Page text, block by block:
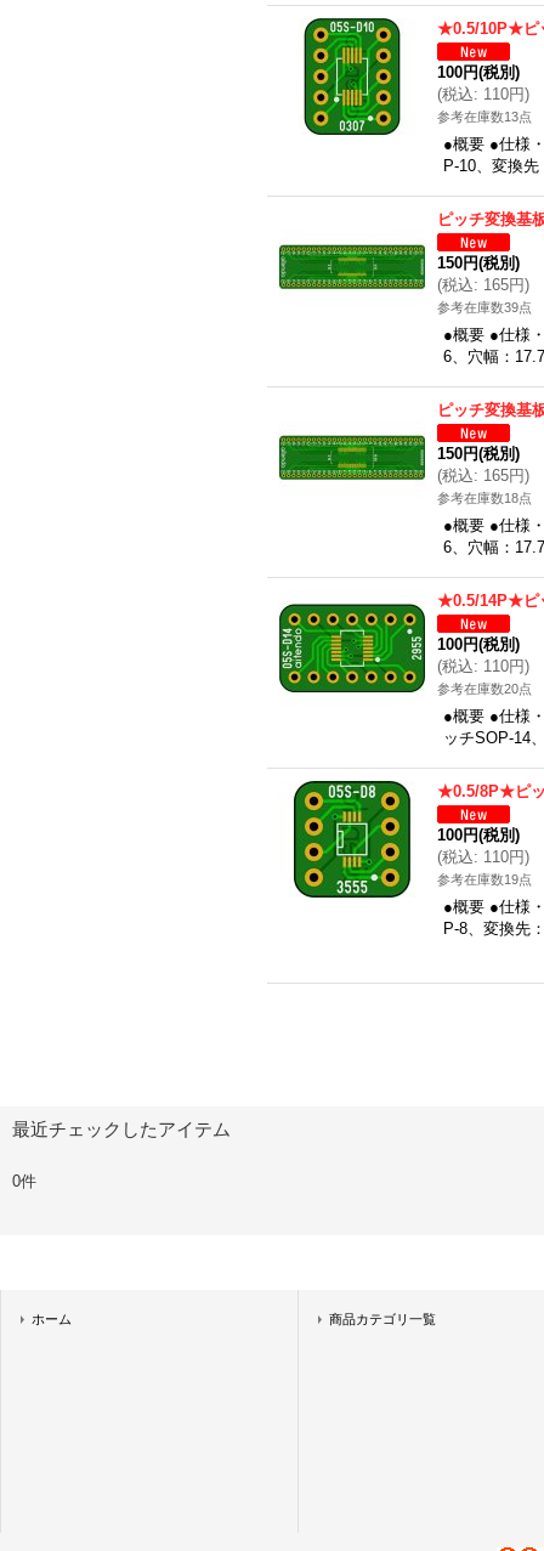
★0.5/10P★ピ
100円(税別)
(税込: 110円)
参考在庫数13点
●概要 ●仕様
P-10、変換
ピッチ変換基
150円(税別)
(税込: 165円)
参考在庫数39点
●概要 ●仕様
6、穴幅：
ピッチ変換基
150円(税別)
(税込: 165円)
参考在庫数18点
●概要 ●仕様
6、穴幅：
★0.5/14P★ピ
100円(税別)
(税込: 110円)
参考在庫数20点
●概要 ●仕様
ッチSOP-14
★0.5/8P★ピッ
100円(税別)
(税込: 110円)
参考在庫数19点
●概要 ●仕様
P-8、変換先
最近チェックしたアイテム
0件
ホーム 商品カテゴリ一覧